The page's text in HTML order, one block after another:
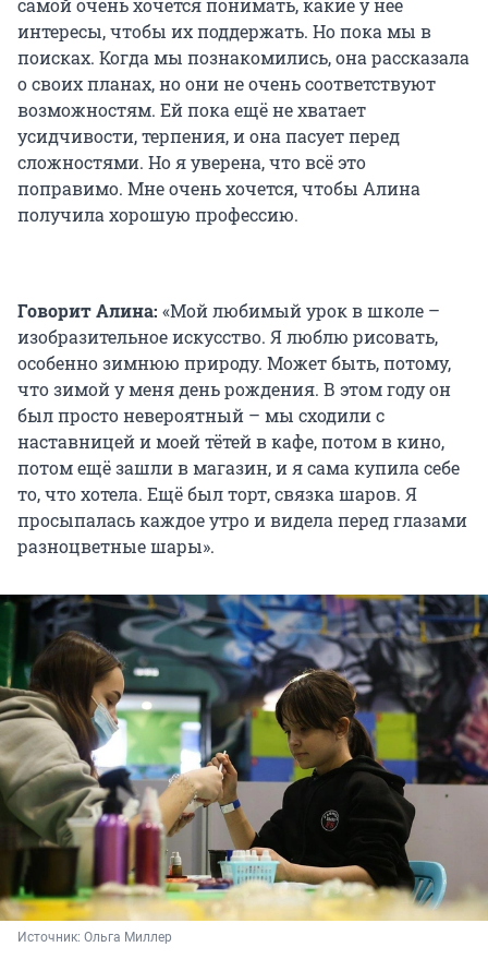
интересы, чтобы их поддержать. Но пока мы в
поисках. Когда мы познакомились, она рассказала
о своих планах, но они не очень соответствуют
возможностям. Ей пока ещё не хватает
усидчивости, терпения, и она пасует перед
сложностями. Но я уверена, что всё это
поправимо. Мне очень хочется, чтобы Алина
получила хорошую профессию.
Говорит Алина: «Мой любимый урок в школе –
изобразительное искусство. Я люблю рисовать,
особенно зимнюю природу. Может быть, потому,
что зимой у меня день рождения. В этом году он
был просто невероятный – мы сходили с
наставницей и моей тётей в кафе, потом в кино,
потом ещё зашли в магазин, и я сама купила себе
то, что хотела. Ещё был торт, связка шаров. Я
просыпалась каждое утро и видела перед глазами
разноцветные шары».
Источник: Ольга Миллер